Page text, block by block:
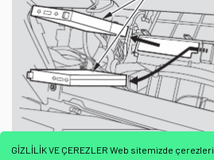
GİZLİLİK VE ÇEREZLER Web sitemizde çerezleri